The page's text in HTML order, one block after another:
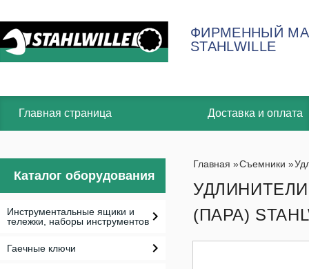
ФИРМЕННЫЙ
STAHLWILLE
Главная страница Доставка и оплата
Каталог оборудования
Инструментальные ящики и
тележки, наборы инструментов
Гаечные ключи
Главная »Съемники »
(ПАРА)